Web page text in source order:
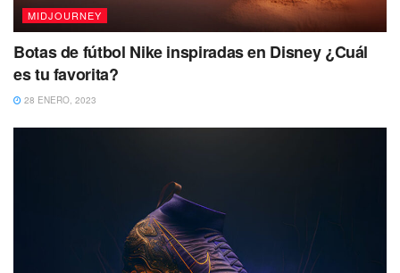
MIDJOURNEY
Botas de fútbol Nike inspiradas en Disney ¿Cuál
es tu favorita?
28 ENERO, 2023